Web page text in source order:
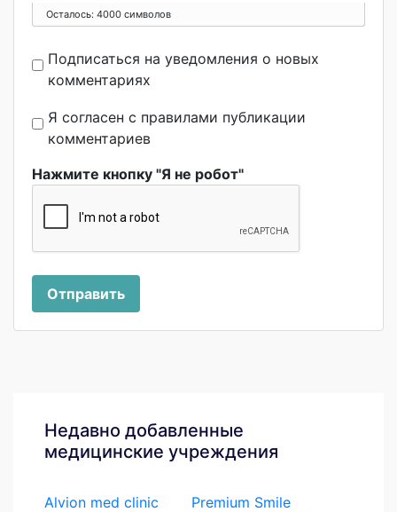
Осталось: 4000 символов
Подписаться на уведомления о новых
комментариях
Я согласен с правилами публикации
комментариев
Нажмите кнопку "Я не робот"
Отправить
Недавно добавленные
медицинские учреждения
Alvion med clinic
Premium Smile